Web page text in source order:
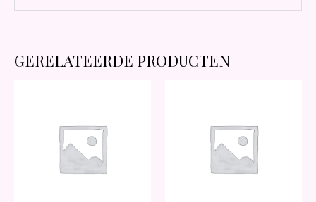
GERELATEERDE PRODUCTEN